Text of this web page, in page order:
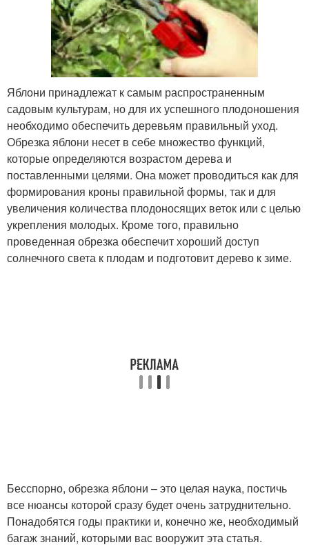
Яблони принадлежат к самым распространенным
садовым культурам, но для их успешного плодоношения
необходимо обеспечить деревьям правильный уход.
Обрезка яблони несет в себе множество функций,
которые определяются возрастом дерева и
поставленными целями. Она может проводиться как для
формирования кроны правильной формы, так и для
увеличения количества плодоносящих веток или с целью
укрепления молодых. Кроме того, правильно
проведенная обрезка обеспечит хороший доступ
солнечного света к плодам и подготовит дерево к зиме.
Бесспорно, обрезка яблони – это целая наука, постичь
все нюансы которой сразу будет очень затруднительно.
Понадобятся годы практики и, конечно же, необходимый
багаж знаний, которыми вас вооружит эта статья.